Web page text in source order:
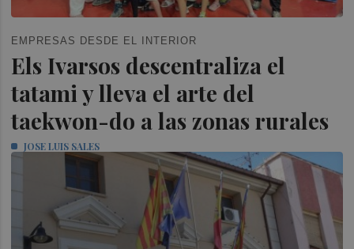
EMPRESAS DESDE EL INTERIOR
Els Ivarsos descentraliza el
tatami y lleva el arte del
taekwon-do a las zonas rurales
JOSE LUIS SALES